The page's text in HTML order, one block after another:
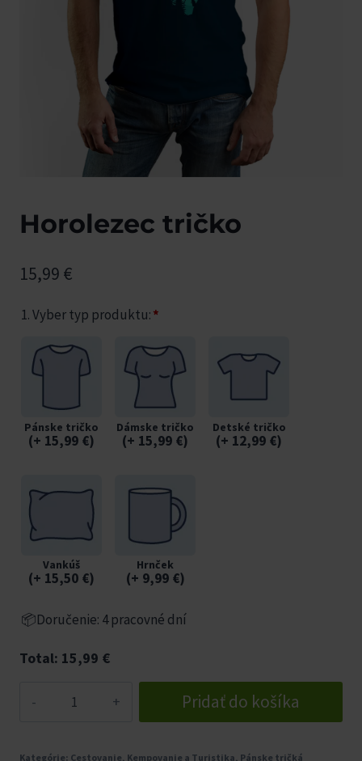
Horolezec tričko
15,99 €
1. Vyber typ produktu:*
Pánske tričko
(+ 15,99 €)
Dámske tričko
(+ 15,99 €)
Detské tričko
(+ 12,99 €)
Vankúš
(+ 15,50 €)
Hrnček
(+ 9,99 €)
📦Doručenie: 4 pracovné dní
Total: 15,99 €
Pridať do košíka
Kategórie: Cestovanie Kempovanie a Turistika Pánske tričká